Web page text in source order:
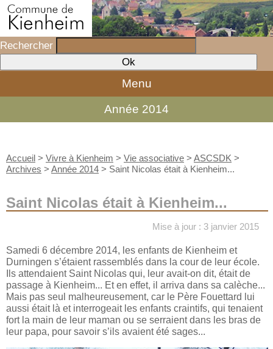
Rechercher
Menu
Année 2014
Accueil > Vivre à Kienheim > Vie associative > ASCSDK >
Archives > Année 2014 > Saint Nicolas était à Kienheim...
Saint Nicolas était à Kienheim...
Mise à jour : 3 janvier 2015
Samedi 6 décembre 2014, les enfants de Kienheim et
Durningen s’étaient rassemblés dans la cour de leur école.
Ils attendaient Saint Nicolas qui, leur avait-on dit, était de
passage à Kienheim... Et en effet, il arriva dans sa calèche...
Mais pas seul malheureusement, car le Père Fouettard lui
aussi était là et interrogeait les enfants craintifs, qui tenaient
fort la main de leur maman ou se serraient dans les bras de
leur papa, pour savoir s’ils avaient été sages...